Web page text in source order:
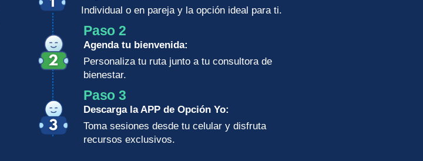
Individual o en pareja y la opción ideal para ti.
Paso 2
Agenda tu bienvenida:
Personaliza tu ruta junto a tu consultora de
bienestar.
Paso 3
Descarga la APP de Opción Yo:
Toma sesiones desde tu celular y disfruta
recursos exclusivos.